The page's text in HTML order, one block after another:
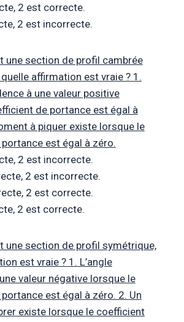
2 est correcte.
2 est incorrecte.
une section de profil cambrée
affirmation est vraie ? 1.
à une valeur positive
de portance est égal à
à piquer existe lorsque le
est égal à zéro.
2 est incorrecte.
2 est incorrecte.
2 est correcte.
2 est correcte.
une section de profil symétrique,
est vraie ? 1. L’angle
valeur négative lorsque le
est égal à zéro. 2. Un
existe lorsque le coefficient